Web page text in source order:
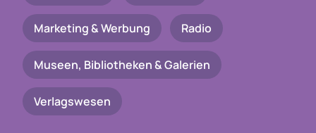
Marketing & Werbung Radio
Museen, Bibliotheken & Galerien
Verlagswesen